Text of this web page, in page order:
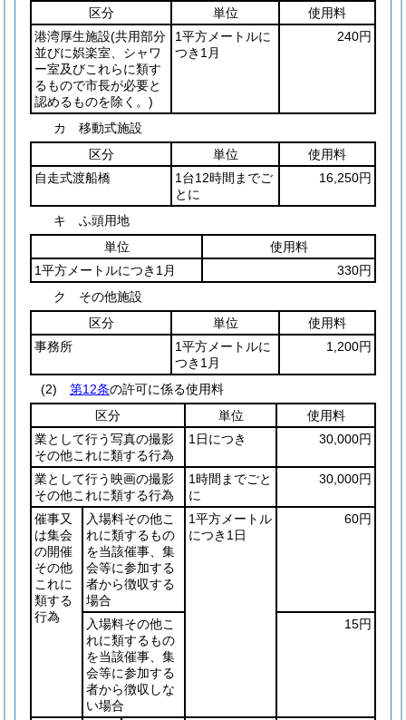
区分 単位
使用料
港湾厚生施設(共用部分
並びに娯楽室、シャワ
ー室及びこれらに類す
るもので市長が必要と
認めるものを除く。)
1平方メートルに
つき1月
240円
カ 移動式施設
区分
単位
使用料
自走式渡船橋
1台12時間までご
とに
16,250円
キ ふ頭用地
単位
使用料
1平方メートルにつき1月
330円
ク その他施設
区分
単位
使用料
事務所
1平方メートルに
つき1月
1,200円
(2) 第12条の許可に係る使用料
区分
単位
使用料
業として行う写真の撮影
その他これに類する行為
1日につき 30,000円
業として行う映画の撮影
その他これに類する行為
1時間までごと
に
30,000円
催事又
は集会
の開催
その他
これに
類する
行為
入場料その他こ
れに類するもの
を当該催事、集
会等に参加する
者から徴収する
場合
1平方メートル
につき1日
60円
入場料その他こ
れに類するもの
を当該催事、集
会等に参加する
者から徴収しな
い場合
15円